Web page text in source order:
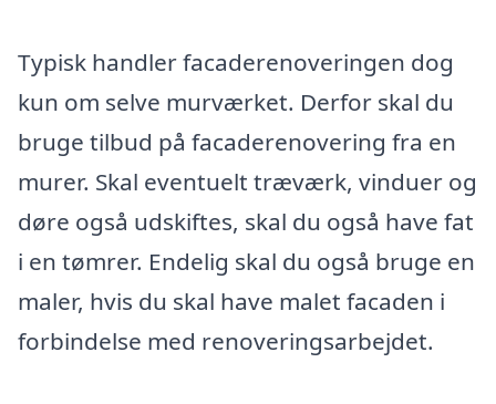
Typisk handler facaderenoveringen dog
kun om selve murværket. Derfor skal du
bruge tilbud på facaderenovering fra en
murer. Skal eventuelt træværk, vinduer og
døre også udskiftes, skal du også have fat
i en tømrer. Endelig skal du også bruge en
maler, hvis du skal have malet facaden i
forbindelse med renoveringsarbejdet.